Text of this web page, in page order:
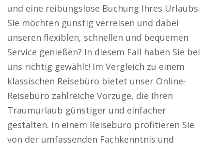
und eine reibungslose Buchung Ihres Urlaubs.
Sie möchten günstig verreisen und dabei
unseren flexiblen, schnellen und bequemen
Service genießen? In diesem Fall haben Sie bei
uns richtig gewählt! Im Vergleich zu einem
klassischen Reisebüro bietet unser Online-
Reisebüro zahlreiche Vorzüge, die Ihren
Traumurlaub günstiger und einfacher
gestalten. In einem Reisebüro profitieren Sie
von der umfassenden Fachkenntnis und